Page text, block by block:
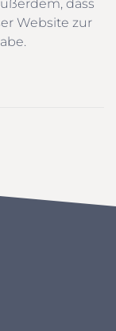
dass
Website zur